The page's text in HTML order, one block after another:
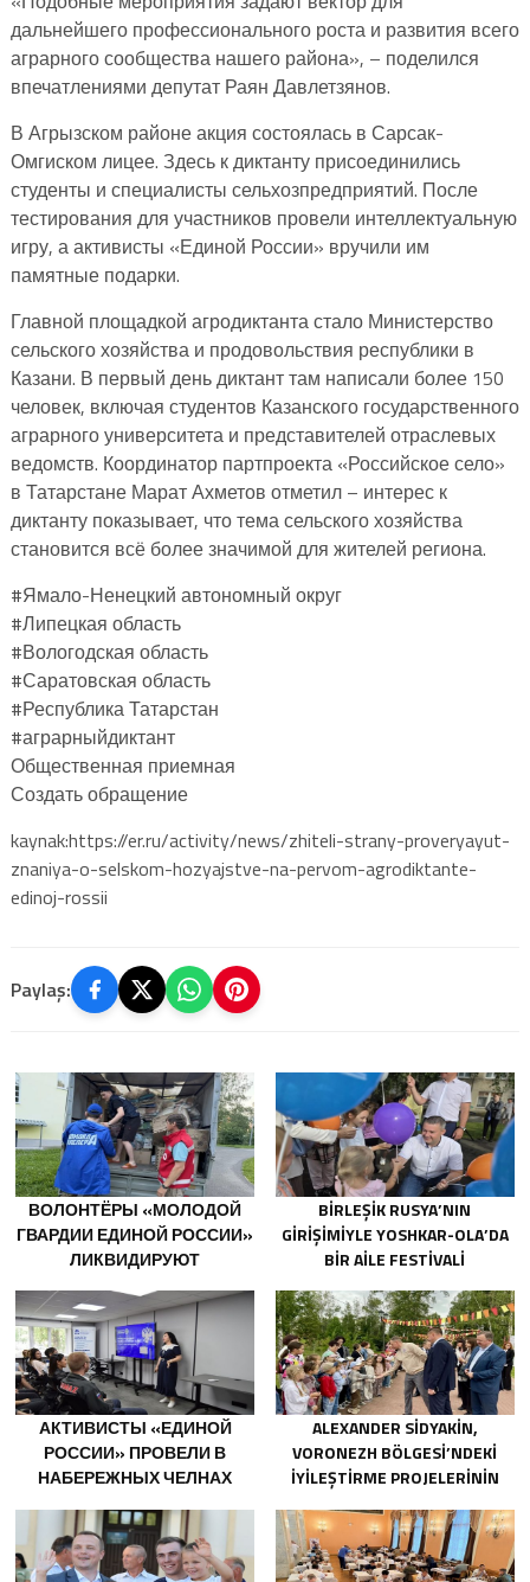
дальнейшего профессионального роста и развития всего
аграрного сообщества нашего района», – поделился
впечатлениями депутат Раян Давлетзянов.
В Агрызском районе акция состоялась в Сарсак-
Омгиском лицее. Здесь к диктанту присоединились
студенты и специалисты сельхозпредприятий. После
тестирования для участников провели интеллектуальную
игру, а активисты «Единой России» вручили им
памятные подарки.
Главной площадкой агродиктанта стало Министерство
сельского хозяйства и продовольствия республики в
Казани. В первый день диктант там написали более 150
человек, включая студентов Казанского государственного
аграрного университета и представителей отраслевых
ведомств. Координатор партпроекта «Российское село»
в Татарстане Марат Ахметов отметил – интерес к
диктанту показывает, что тема сельского хозяйства
становится всё более значимой для жителей региона.
#Ямало-Ненецкий автономный округ
#Липецкая область
#Вологодская область
#Саратовская область
#Республика Татарстан
#аграрныйдиктант
Общественная приемная
Создать обращение
kaynak:https://er.ru/activity/news/zhiteli-strany-proveryayut-
znaniya-o-selskom-hozyajstve-na-pervom-agrodiktante-
edinoj-rossii
Paylaş:
ВОЛОНТЁРЫ «МОЛОДОЙ
ГВАРДИИ ЕДИНОЙ РОССИИ»
ЛИКВИДИРУЮТ
НА УРАЛЕ И ДАЛЬНЕМ
ВОСТОКЕ
BIRLEŞIK RUSYA’NIN
GIRIŞIMIYLE YOSHKAR-OLA’DA
BIR AILE FESTIVALI
АКТИВИСТЫ «ЕДИНОЙ
РОССИИ» ПРОВЕЛИ В
НАБЕРЕЖНЫХ ЧЕЛНАХ
МЕРОПРИЯТИЯ ДЛЯ
МОЛОДЫХ СПЕЦИАЛИСТОВ
ALEXANDER SIDYAKIN,
VORONEZH BÖLGESI’NDEKI
IYILEŞTIRME PROJELERININ
DEĞERLENDIRDI